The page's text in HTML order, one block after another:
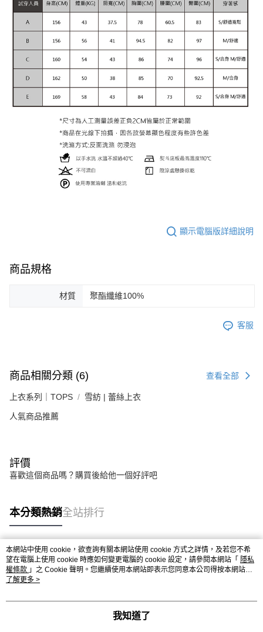
顯示電腦版詳細說明
商品規格
材質 聚酯纖維100%
客服
商品相關分類 (6) 查看全部
上衣系列｜TOPS 雪紡 | 蕾絲上衣
人氣商品推薦
評價
喜歡這個商品嗎？購買後給他一個好評吧
本分類熱銷全站排行
熱門標籤
本網站中使用 cookie，欲查詢有關本網站使用 cookie 方式之詳情，及若您不希
望在電腦上使用 cookie 時應如何變更電腦的 cookie 設定，請參閱本網站「 隱私
權條款 」之 Cookie 聲明。您繼續使用本網站即表示您同意本公司得按本網站使
用條款之 Cookie 聲明使用 cookie。
了解更多 >
我知道了